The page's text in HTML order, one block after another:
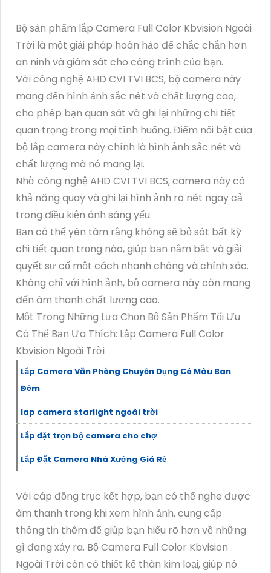
Bộ sản phẩm lắp Camera Full Color Kbvision Ngoài
Trời là một giải pháp hoàn hảo để chắc chắn hơn
an ninh và giám sát cho công trình của bạn.
Với công nghệ AHD CVI TVI BCS, bộ camera này
mang đến hình ảnh sắc nét và chất lượng cao,
cho phép bạn quan sát và ghi lại những chi tiết
quan trọng trong mọi tình huống. Điểm nổi bật của
bộ lắp camera này chính là hình ảnh sắc nét và
chất lượng mà nó mang lại.
Nhờ công nghệ AHD CVI TVI BCS, camera này có
khả năng quay và ghi lại hình ảnh rõ nét ngay cả
trong điều kiện ánh sáng yếu.
Bạn có thể yên tâm rằng không sẽ bỏ sót bất kỳ
chi tiết quan trọng nào, giúp bạn nắm bắt và giải
quyết sự cố một cách nhanh chóng và chính xác.
Không chỉ với hình ảnh, bộ camera này còn mang
đến âm thanh chất lượng cao.
Một Trong Những Lựa Chọn Bộ Sản Phẩm Tối Ưu
Có Thể Bạn Ưa Thích: Lắp Camera Full Color
Kbvision Ngoài Trời
Lắp Camera Văn Phòng Chuyên Dụng Có Màu Ban
Đêm
lap camera starlight ngoài trời
Lắp đặt trọn bộ camera cho chợ
Lắp Đặt Camera Nhà Xưởng Giá Rẻ
Với cáp đồng trục kết hợp, bạn có thể nghe được
âm thanh trong khi xem hình ảnh, cung cấp
thông tin thêm để giúp bạn hiểu rõ hơn về những
gì đang xảy ra. Bộ Camera Full Color Kbvision
Ngoài Trời còn có thiết kế thân kim loại, giúp nó